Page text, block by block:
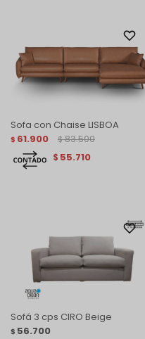
Sofa con Chaise LISBOA
$ 61.900 $ 83.500
$ 55.710
Sofá 3 cps CIRO Beige
$ 56.700